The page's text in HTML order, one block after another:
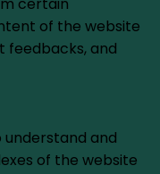
of the website
feedbacks, and
and
of the website